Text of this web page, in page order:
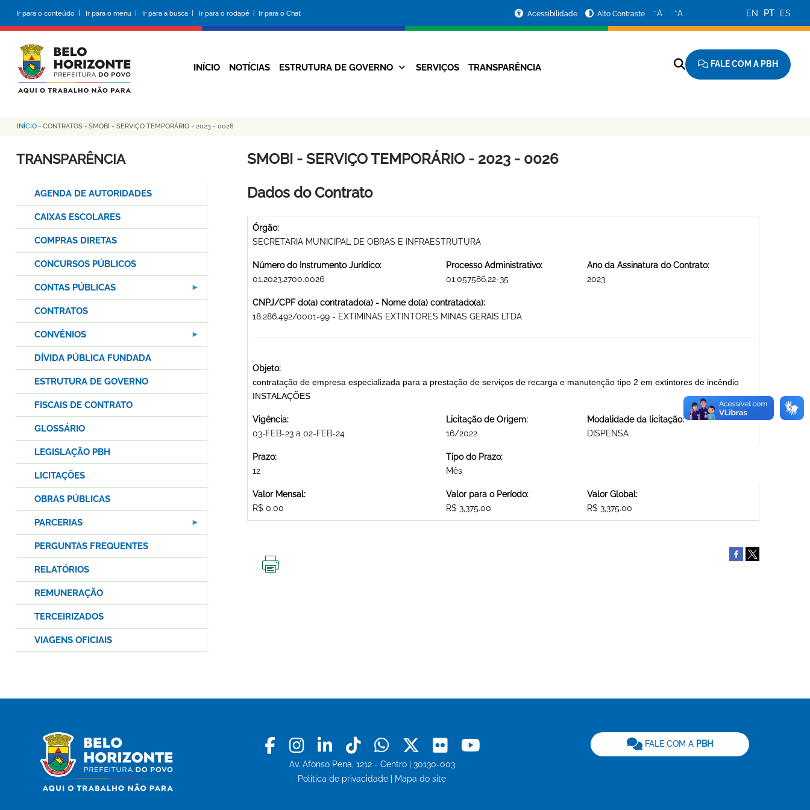
conteúdo
principal
Ir para o conteúdo | Ir para o menu | Ir para a busca | Ir para o rodapé | Ir para o Chat
da
Prefeitura
Acessibilidade Alto Contraste −A +A EN PT ES
Navegação
INÍCIO NOTÍCIAS ESTRUTURA DE GOVERNO SERVIÇOS TRANSPARÊNCIA FALE COM A PBH
Trilha
de
INÍCIO - CONTRATOS - SMOBI - SERVIÇO TEMPORÁRIO - 2023 - 0026
SMOBI - SERVIÇO TEMPORÁRIO - 2023 - 0026
Dados do Contrato
Órgão:
SECRETARIA MUNICIPAL DE OBRAS E INFRAESTRUTURA
Número do Instrumento Jurídico:
01.2023.2700.0026
Processo Administrativo:
01.057586.22-35
Ano da Assinatura do Contrato:
2023
CNPJ/CPF do(a) contratado(a) - Nome do(a) contratado(a):
18.286.492/0001-99 - EXTIMINAS EXTINTORES MINAS GERAIS LTDA
Objeto:
contratação de empresa especializada para a prestação de serviços de recarga e manutenção tipo 2 em extintores de incêndio
INSTALAÇÕES
Vigência:
03-FEB-23 a 02-FEB-24
Licitação de Origem:
16/2022
Modalidade da licitação:
DISPENSA
Prazo:
12
Tipo do Prazo:
Mês
Valor Mensal:
R$ 0.00
Valor para o Período:
R$ 3,375.00
Valor Global:
R$ 3,375.00
TRANSPARÊNCIA
AGENDA DE AUTORIDADES
CAIXAS ESCOLARES
COMPRAS DIRETAS
CONCURSOS PÚBLICOS
CONTAS PÚBLICAS
CONTRATOS
CONVÊNIOS
DÍVIDA PÚBLICA FUNDADA
ESTRUTURA DE GOVERNO
FISCAIS DE CONTRATO
GLOSSÁRIO
LEGISLAÇÃO PBH
LICITAÇÕES
OBRAS PÚBLICAS
PARCERIAS
PERGUNTAS FREQUENTES
RELATÓRIOS
REMUNERAÇÃO
TERCEIRIZADOS
VIAGENS OFICIAIS
Facebook
Instagram
LinkedinTiktokWhatsapp
X Flickr
Av. Afonso Pena, 1212 - Centro | 30130-003
Política de privacidade
Mapa do site
FALE COM A PBH